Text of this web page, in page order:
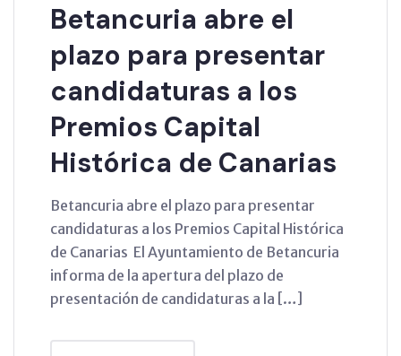
Betancuria abre el
plazo para presentar
candidaturas a los
Premios Capital
Histórica de Canarias
Betancuria abre el plazo para presentar
candidaturas a los Premios Capital Histórica
de Canarias El Ayuntamiento de Betancuria
informa de la apertura del plazo de
presentación de candidaturas a la […]